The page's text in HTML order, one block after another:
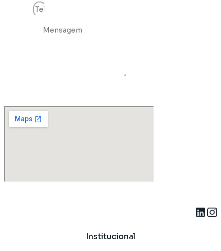
Institucional